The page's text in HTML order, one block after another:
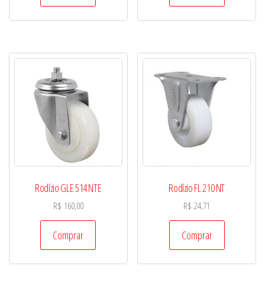
Rodízio GLE 514 NTE
R$ 160,00
Comprar
Rodízio FL 210 NT
R$ 24,71
Comprar